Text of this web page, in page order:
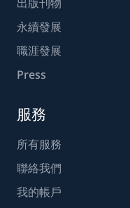
永續發展
職涯發展
Press
服務
所有服務
聯絡我們
我的帳戶